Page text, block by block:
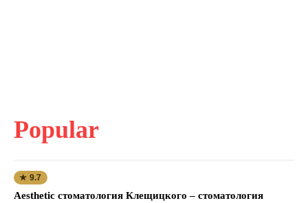
Popular
★ 9.7
Aesthetic стоматология Клещицкого – стоматология